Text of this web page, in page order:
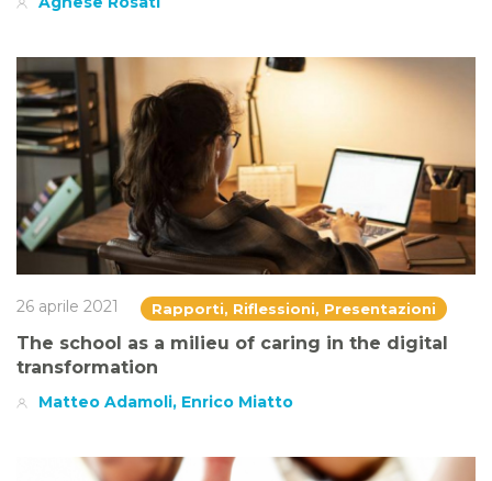
26 aprile 2021 Rapporti, Riflessioni, Presentazioni
The school as a milieu of caring in the digital
transformation
Matteo Adamoli, Enrico Miatto